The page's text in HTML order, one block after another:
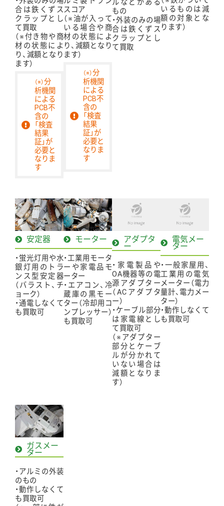
合は鉄くずス
クラップとし
て買取
（※付き物や商
材の状態によ
り、減額となり
ます）
（※）分
析機関
による
PCB不
含の
「検査
結果
証」が
必要と
なりま
す
スコア
（※油が入って
いる場合や商
材の状態によ
り、減額となり
ます）
（※）分
析機関
による
PCB不
含の
「検査
結果
証」が
必要と
なりま
す
ルなどがある
もの
・外装のみの場
合は鉄くずス
クラップとし
て買取
いるものは減
額の対象とな
ります）
安定器
・蛍光灯用や水
銀灯用のトラ
ンス型安定器
（バラスト、チ
ョーク）
・通電しなくて
も買取可
モーター
・工業用モータ
ーや家電品モ
ーター
・エアコン、冷
蔵庫の黒モー
ター（冷却用コ
ンプレッサー）
も買取可
アダプタ
ー
・家電製品や
OA機器等の電
源アダプター
（ACアダプタ
ー）
・ケーブル部分
は家電線とし
て買取可
（※アダプター
部分とケーブ
ルが分かれて
いない場合は
減額となりま
す）
電気メー
ター
・一般家屋用、
工業用の電気
メーター（電力
量計、電力メー
ター）
・動作しなくて
も買取可
ガスメー
ター
・アルミの外装
のもの
・動作しなくて
も買取可